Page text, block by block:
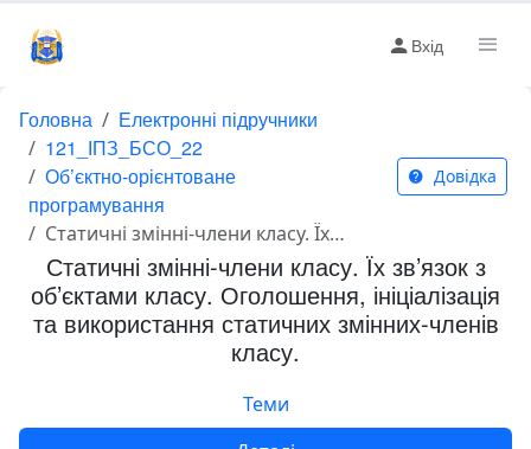
Вхід
Головна
Електронні підручники
121_ІПЗ_БСО_22
Об’єктно-орієнтоване
програмування
Статичні змінні-члени класу. Їх зв’язок з об’єктами класу. Оголошення, ініціалізація та використання статичних змінних-членів класу.
Довідка
Статичні змінні-члени класу. Їх зв’язок з
об’єктами класу. Оголошення, ініціалізація
та використання статичних змінних-членів
класу.
Теми